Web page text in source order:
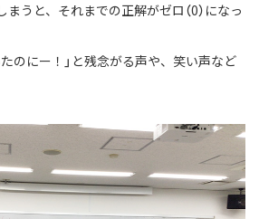
まうと、それまでの正解がゼロ（0）になっ
のにー！」と残念がる声や、笑い声など